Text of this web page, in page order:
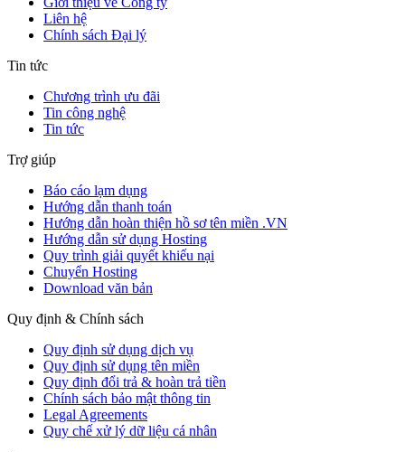
Liên hệ
Chính sách Đại lý
Tin tức
Chương trình ưu đãi
Tin công nghệ
Tin tức
Trợ giúp
Báo cáo lạm dụng
Hướng dẫn thanh toán
Hướng dẫn hoàn thiện hồ sơ tên miền .VN
Hướng dẫn sử dụng Hosting
Quy trình giải quyết khiếu nại
Chuyển Hosting
Download văn bản
Quy định & Chính sách
Quy định sử dụng dịch vụ
Quy định sử dụng tên miền
Quy định đổi trả & hoàn trả tiền
Chính sách bảo mật thông tin
Legal Agreements
Quy chế xử lý dữ liệu cá nhân